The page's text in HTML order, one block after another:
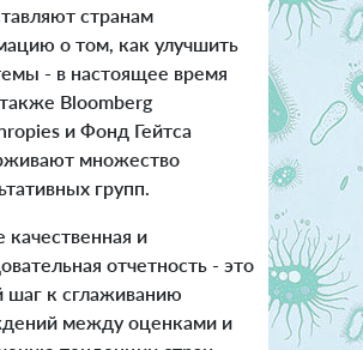
странам
о том, как улучшить
- в настоящее время
Bloomberg
и Фонд Гейтса
множество
групп.
качественная и
отчетность - это
шаг к сглаживанию
между оценками и